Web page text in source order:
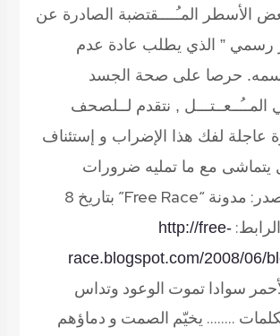
بعض الأسطر المـُــــقتضبة الصادرة عن
رسمي ” الذي يطلب عادة عدم
حرصا على صحة الجسد
المــُــعــتـــل , نتقدم لــلصحف
عاجلة لفك هذا الإضراب و إستئناف
مع ما تمليه ضرورات
(المصدر: مدونة “Free Race” بتاريخ 8
http://free-
race.blogspot.com/2008/06/
سوادا تموت الوعود وتداس
…….. يخيّم الصمت و دماؤهم